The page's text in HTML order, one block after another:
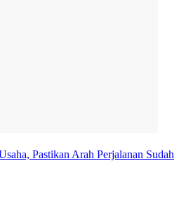
Pastikan Arah Perjalanan Sudah